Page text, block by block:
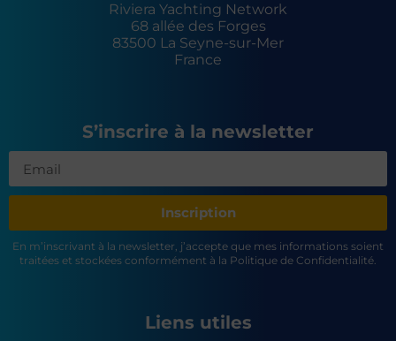
Riviera Yachting Network
68 allée des Forges
83500 La Seyne-sur-Mer
France
S’inscrire à la newsletter
Inscription
En m’inscrivant à la newsletter, j’accepte que mes informations soient
traitées et stockées conformément à la Politique de Confidentialité.
Liens utiles